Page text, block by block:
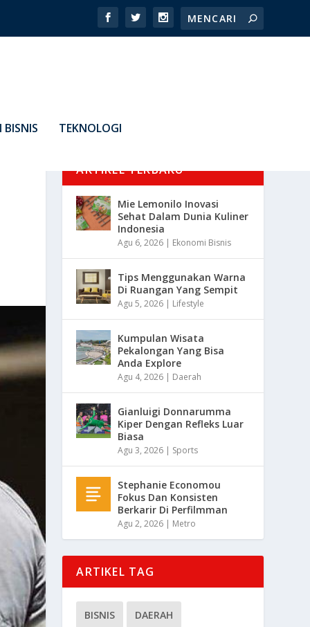
BISNIS TEKNOLOGI
ARTIKEL TERBARU
Mie Lemonilo Inovasi
Sehat Dalam Dunia Kuliner
Indonesia
Agu 6, 2026 | Ekonomi Bisnis
Tips Menggunakan Warna
Di Ruangan Yang Sempit
Agu 5, 2026 | Lifestyle
Kumpulan Wisata
Pekalongan Yang Bisa
Anda Explore
Agu 4, 2026 | Daerah
Gianluigi Donnarumma
Kiper Dengan Refleks Luar
Biasa
Agu 3, 2026 | Sports
Stephanie Economou
Fokus Dan Konsisten
Berkarir Di Perfilmman
Agu 2, 2026 | Metro
ARTIKEL TAG
BISNIS DAERAH